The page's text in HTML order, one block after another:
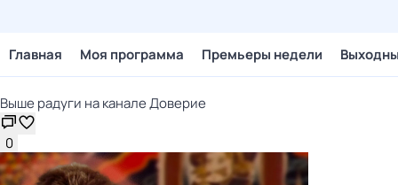
Главная Моя программа Премьеры недели
Выше радуги на канале Доверие
0